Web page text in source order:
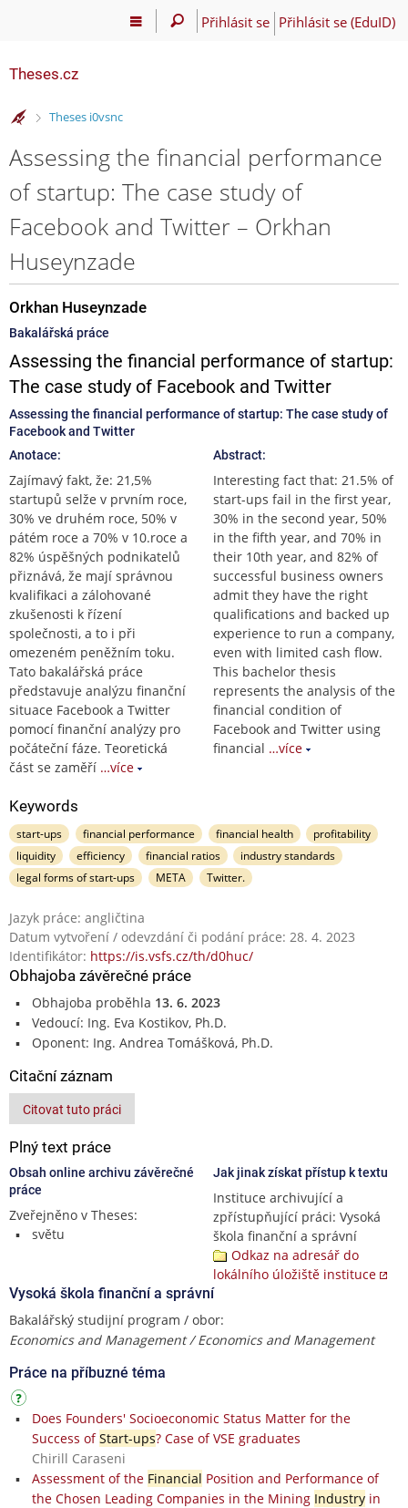
Přihlásit se Přihlásit se (EduID)
Theses.cz
>
Theses i0vsnc
Assessing the financial performance
of startup: The case study of
Facebook and Twitter – Orkhan
Huseynzade
Orkhan Huseynzade
Bakalářská práce
Assessing the financial performance of startup:
The case study of Facebook and Twitter
Assessing the financial performance of startup: The case study of
Facebook and Twitter
Anotace:
Zajímavý fakt, že: 21,5%
startupů selže v prvním roce,
30% ve druhém roce, 50% v
pátém roce a 70% v 10.roce a
82% úspěšných podnikatelů
přiznává, že mají správnou
kvalifikaci a zálohované
zkušenosti k řízení
společnosti, a to i při
omezeném peněžním toku.
Tato bakalářská práce
představuje analýzu finanční
situace Facebook a Twitter
pomocí finanční analýzy pro
počáteční fáze. Teoretická
část se zaměří …více
Abstract:
Interesting fact that: 21.5% of
start-ups fail in the first year,
30% in the second year, 50%
in the fifth year, and 70% in
their 10th year, and 82% of
successful business owners
admit they have the right
qualifications and backed up
experience to run a company,
even with limited cash flow.
This bachelor thesis
represents the analysis of the
financial condition of
Facebook and Twitter using
financial …více
Keywords
start-ups financial performance financial health
profitability
liquidity
efficiency financial ratios
industry standards
legal forms of start-ups
META Twitter.
Jazyk práce: angličtina
Datum vytvoření / odevzdání či podání práce: 28. 4. 2023
Identifikátor: https://is.vsfs.cz/th/d0huc/
Obhajoba závěrečné práce
Obhajoba proběhla 13. 6. 2023
Vedoucí: Ing. Eva Kostikov, Ph.D.
Oponent: Ing. Andrea Tomášková, Ph.D.
Citační záznam
Citovat tuto práci
Plný text práce
Obsah online archivu závěrečné
práce
Zveřejněno v Theses:
světu
Jak jinak získat přístup k textu
Instituce archivující a
zpřístupňující práci: Vysoká
škola finanční a správní
Odkaz na adresář do
lokálního úložiště instituce
Vysoká škola finanční a správní
Bakalářský studijní program / obor:
Economics and Management / Economics and Management
Práce na příbuzné téma
Does Founders' Socioeconomic Status Matter for the
Success ofStart-ups? Case of VSE graduates
Chirill Caraseni
Assessment of the Financial Position and Performance of
the Chosen Leading Companies in the Mining Industryin